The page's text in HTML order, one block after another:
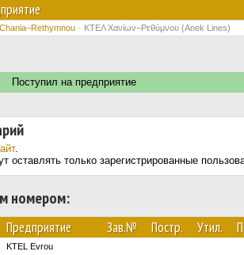
ΚΤΕΛ Χανίων–Ρεθύμνου (Anek Lines)
Поступил на предприятие
.
оставлять только зарегистрированные
номером:
Предприятие Зав.№ Постр. Утил.
KTEL Evrou